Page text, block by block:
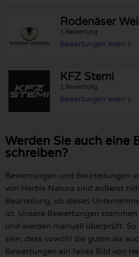
Rodenäser
1 Bewertung
Bewertungen lesen »
KFZ Stemi
1 Bewertung
Bewertungen lesen »
Werden Sie auch eine
schreiben?
Bewertungen und Beurteilungen
von Herbis Natura sind äußerst
Beurteilung, ob dieses
ist. Unsere Bewertungen
und werden manuell überprüft. So
sein, dass sowohl die guten als
Bewertungen ein faires Bild von